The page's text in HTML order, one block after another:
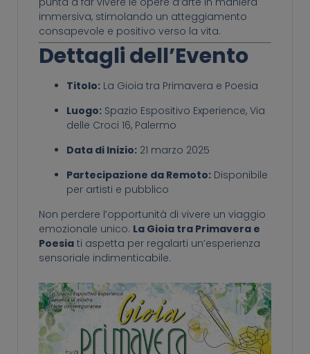
immersiva, stimolando un atteggiamento
consapevole e positivo verso la vita.
Dettagli dell’Evento
Titolo: La Gioia tra Primavera e Poesia
Luogo: Spazio Espositivo Experience, Via
delle Croci 16, Palermo
Data di Inizio: 21 marzo 2025
Partecipazione da Remoto: Disponibile
per artisti e pubblico
Non perdere l’opportunità di vivere un viaggio
emozionale unico. La Gioia tra Primavera e
Poesia ti aspetta per regalarti un’esperienza
sensoriale indimenticabile.